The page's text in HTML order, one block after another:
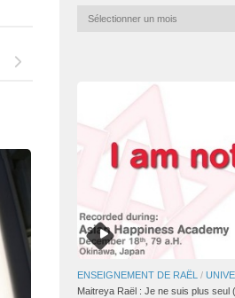
Archives
ENSEIGNEMENT DE RAËL /
Maitreya Raël : Je ne suis plus seul